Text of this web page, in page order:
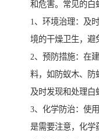
和危害。常见的白
1、环境治理：及
境的干燥卫生，避
2、预防措施：在
料，如防蚁木、防
及时发现和处理白
3、化学防治：使
是需要注意，化学